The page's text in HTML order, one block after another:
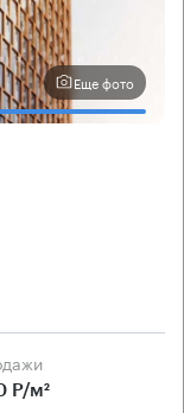
Еще фото
Р/м²